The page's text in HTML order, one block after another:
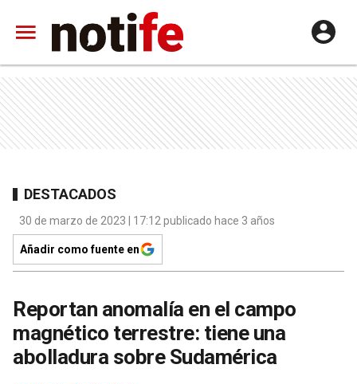
DESTACADOS
30 de marzo de 2023 | 17:12 publicado hace 3 años
Añadir como fuente en
Reportan anomalía en el campo
magnético terrestre: tiene una
abolladura sobre Sudamérica